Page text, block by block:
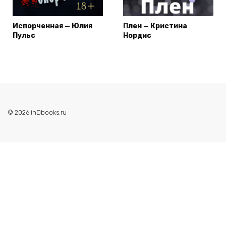
Испорченная — Юлия
Пульс
Плен — Кристина
Нордис
© 2026 inDbooks.ru